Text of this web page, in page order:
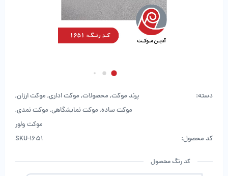
دسته: پرند موکت, محصولات, موکت اداری, موکت ارزان,
موکت ساده, موکت نمایشگاهی, موکت نمدی,
موکت ولور
کد محصول:
SKU-1651
کد رنگ محصول